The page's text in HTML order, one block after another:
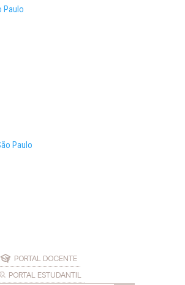
PORTAL DOCENTE
PORTAL ESTUDANTIL